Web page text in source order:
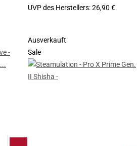
UVP des Herstellers:26,90 €
Ausverkauft
Sale